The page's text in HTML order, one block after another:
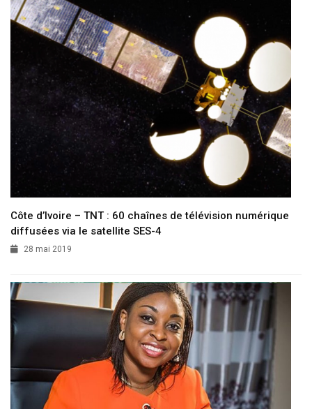
Côte d’Ivoire – TNT : 60 chaînes de télévision numérique
diffusées via le satellite SES-4
28 mai 2019